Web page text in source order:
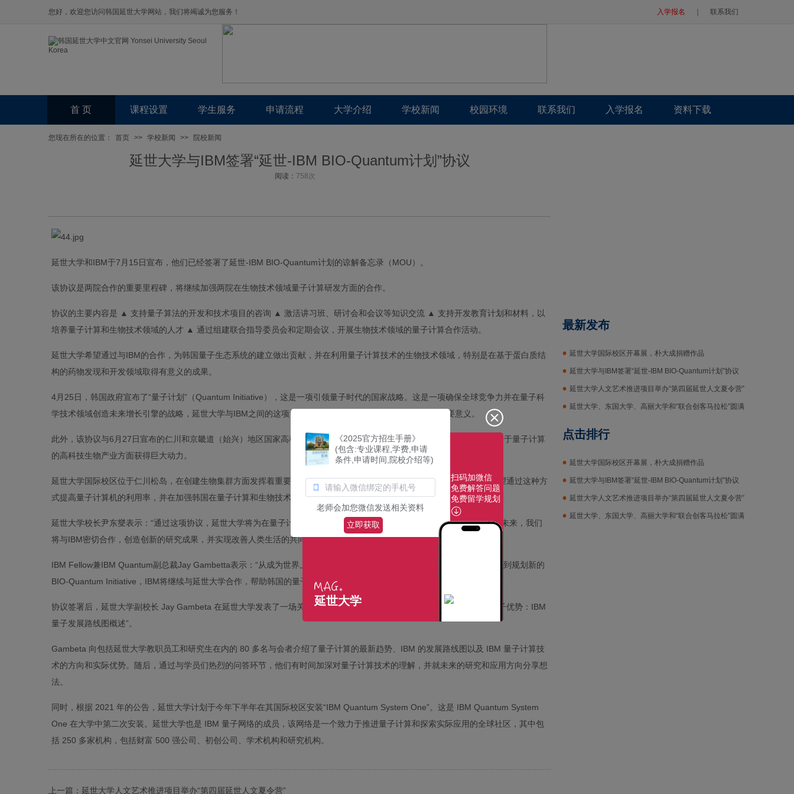
您好，欢迎您访问韩国延世大学网站，我们将竭诚为您服务！ 入学报名 联系我们
首 页 课程设置 学生服务 申请流程 大学介绍 学校新闻 校园环境 联系我们 入学报名 资料下载
您现在所在的位置： 首页 >> 学校新闻 >> 院校新闻
延世大学与IBM签署“延世-IBM BIO-Quantum计划”协议
阅读： 758次
延世大学和IBM于7月15日宣布，他们已经签署了延世-IBM BIO-Quantum计划的谅解备忘录（MOU）。
该协议是两院合作的重要里程碑，将继续加强两院在生物技术领域量子计算研发方面的合作。
协议的主要内容是 ▲ 支持量子算法的开发和技术项目的咨询 ▲ 激活讲习班、研讨会和会议等知识交流 ▲ 支持开发教育计划和材料，以
培养量子计算和生物技术领域的人才 ▲ 通过组建联合指导委员会和定期会议，开展生物技术领域的量子计算合作活动。
延世大学希望通过与IBM的合作，为韩国量子生态系统的建立做出贡献，并在利用量子计算技术的生物技术领域，特别是在基于蛋白质结
构的药物发现和开发领域取得有意义的成果。
4月25日，韩国政府宣布了“量子计划”（Quantum Initiative），这是一项引领量子时代的国家战略。这是一项确保全球竞争力并在量子科
学技术领域创造未来增长引擎的战略，延世大学与IBM之间的这项协议预计将在这一国家战略的背景下具有重要意义。
此外，该协议与6月27日宣布的仁川和京畿道（始兴）地区国家高科技战略产业生物专业综合体的选择相结合，有望在推进基于量子计算
的高科技生物产业方面获得巨大动力。
延世大学国际校区位于仁川松岛，在创建生物集群方面发挥着重要作用，作为生物研发和人力资源培训的基地。延世大学希望通过这种方
式提高量子计算机的利用率，并在加强韩国在量子计算和生物技术方面的竞争力方面发挥重要作用。
延世大学校长尹东燮表示：“通过这项协议，延世大学将为在量子计算和生物技术领域开展世界一流的研究和教育奠定基础。未来，我们
将与IBM密切合作，创造创新的研究成果，并实现改善人类生活的共同目标，而不仅仅是技术进步。说。
IBM Fellow兼IBM Quantum副总裁Jay Gambetta表示：“从成为世界上第二个拥有IBM Quantum Systems One的学术机构，到规划新的
BIO-Quantum Initiative，IBM将继续与延世大学合作，帮助韩国的量子生态系统加速量子算法的发现和行业相关应用的开发。
协议签署后，延世大学副校长 Jay Gambeta 在延世大学发表了一场关于量子计算的特别讲座，主题为“利用实用程序实现量子优势：IBM
量子发展路线图概述”。
Gambeta 向包括延世大学教职员工和研究生在内的 80 多名与会者介绍了量子计算的最新趋势、IBM 的发展路线图以及 IBM 量子计算技
术的方向和实际优势。随后，通过与学员们热烈的问答环节，他们有时间加深对量子计算技术的理解，并就未来的研究和应用方向分享想
法。
同时，根据 2021 年的公告，延世大学计划于今年下半年在其国际校区安装“IBM Quantum System One”。这是 IBM Quantum System
One 在大学中第二次安装。延世大学也是 IBM 量子网络的成员，该网络是一个致力于推进量子计算和探索实际应用的全球社区，其中包
括 250 多家机构，包括财富 500 强公司、初创公司、学术机构和研究机构。
上一篇： 延世大学人文艺术推进项目举办“第四届延世人文夏令营”
最新发布
延世大学国际校区开幕展，朴大成捐赠作品
延世大学与IBM签署“延世-IBM BIO-Quantum计划”协议
延世大学人文艺术推进项目举办“第四届延世人文夏令营”
延世大学、东国大学、高丽大学和“联合创客马拉松”圆满
点击排行
延世大学国际校区开幕展，朴大成捐赠作品
延世大学与IBM签署“延世-IBM BIO-Quantum计划”协议
延世大学人文艺术推进项目举办“第四届延世人文夏令营”
延世大学、东国大学、高丽大学和“联合创客马拉松”圆满
《2025官方招生手册》
(包含:专业课程,学费,申请
条件,申请时间,院校介绍等)
老师会加您微信发送相关资料
立即获取
延世大学
扫码加微信
免费解答问题
免费留学规划